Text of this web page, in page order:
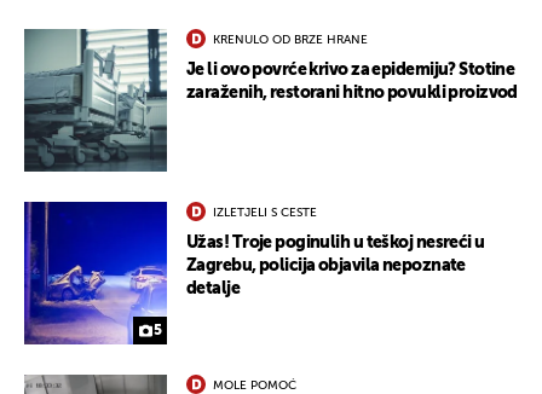
KRENULO OD BRZE HRANE
Je li ovo povrće krivo za epidemiju? Stotine
zaraženih, restorani hitno povukli proizvod
5
IZLETJELI S CESTE
Užas! Troje poginulih u teškoj nesreći u
Zagrebu, policija objavila nepoznate
detalje
MOLE POMOĆ
UKLJUČITE NOTIFIKACIJE